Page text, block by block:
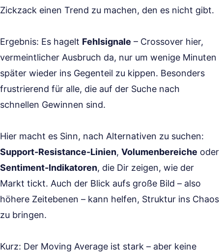
Zickzack einen Trend zu machen, den es nicht gibt.
Ergebnis: Es hagelt Fehlsignale – Crossover hier,
vermeintlicher Ausbruch da, nur um wenige Minuten
später wieder ins Gegenteil zu kippen. Besonders
frustrierend für alle, die auf der Suche nach
schnellen Gewinnen sind.
Hier macht es Sinn, nach Alternativen zu suchen:
Support-Resistance-Linien, Volumenbereiche oder
Sentiment-Indikatoren, die Dir zeigen, wie der
Markt tickt. Auch der Blick aufs große Bild – also
höhere Zeitebenen – kann helfen, Struktur ins Chaos
zu bringen.
Kurz: Der Moving Average ist stark – aber keine